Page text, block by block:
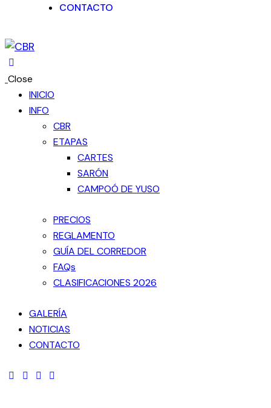
CONTACTO
Close
INICIO
INFO
CBR
ETAPAS
CARTES
SARÓN
CAMPOÓ DE YUSO
PRECIOS
REGLAMENTO
GUÍA DEL CORREDOR
FAQs
CLASIFICACIONES 2026
GALERÍA
NOTICIAS
CONTACTO
facebook-
twitter-
dribble-instagram